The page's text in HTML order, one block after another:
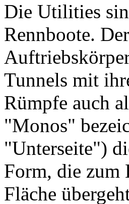
Die Utilities
Rennboote.
Tunnels mit
Rümpfe auch
"Monos"
"Unterseite")
Form, die zum
Fläche